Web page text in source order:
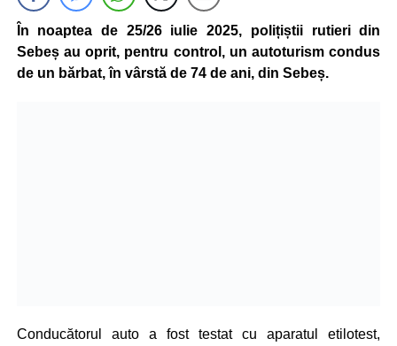
În noaptea de 25/26 iulie 2025, polițiștii rutieri din
Sebeș au oprit, pentru control, un autoturism condus
de un bărbat, în vârstă de 74 de ani, din Sebeș.
Conducătorul auto a fost testat cu aparatul etilotest,